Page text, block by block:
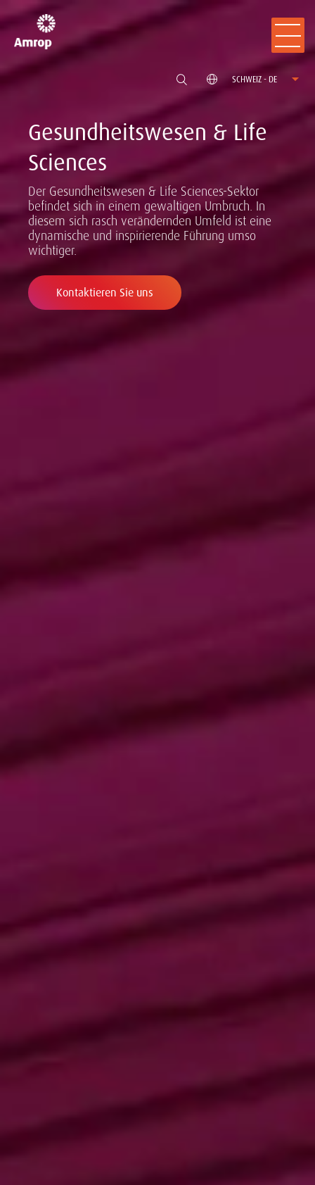
SCHWEIZ - DE
Gesundheitswesen & Life
Sciences
Der Gesundheitswesen & Life Sciences-Sektor
befindet sich in einem gewaltigen Umbruch. In
diesem sich rasch verändernden Umfeld ist eine
dynamische und inspirierende Führung umso
wichtiger.
Kontaktieren Sie uns